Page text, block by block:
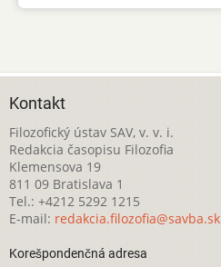
Kontakt
Filozofický ústav SAV, v. v. i.
Redakcia časopisu Filozofia
Klemensova 19
811 09 Bratislava 1
Tel.: +4212 5292 1215
E-mail: redakcia.filozofia@savba.sk
Korešpondenčná adresa